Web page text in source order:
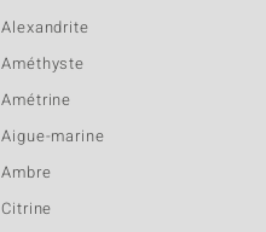
Alexandrite
Améthyste
Amétrine
Aigue-marine
Ambre
Citrine